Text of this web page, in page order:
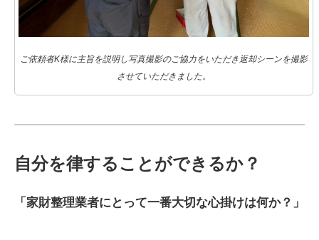
ご依頼者K様に主旨を説明し写真撮影のご協力をいただき返却シーンを撮影
させていただきました。
自分を律することができるか？
「家財整理業者にとって一番大切な心掛けは何か？」